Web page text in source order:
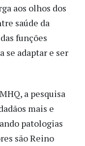
aos olhos dos
saúde da
funções
se adaptar e ser
a pesquisa
mais e
patologias
são Reino